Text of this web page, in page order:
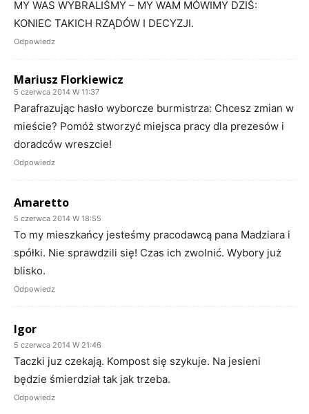
MY WAS WYBRALIŚMY – MY WAM MÓWIMY DZIŚ:
KONIEC TAKICH RZĄDÓW I DECYZJI.
Odpowiedz
Mariusz Florkiewicz
5 czerwca 2014 W 11:37
Parafrazując hasło wyborcze burmistrza: Chcesz zmian w
mieście? Pomóż stworzyć miejsca pracy dla prezesów i
doradców wreszcie!
Odpowiedz
Amaretto
5 czerwca 2014 W 18:55
To my mieszkańcy jesteśmy pracodawcą pana Madziara i
spółki. Nie sprawdzili się! Czas ich zwolnić. Wybory już
blisko.
Odpowiedz
Igor
5 czerwca 2014 W 21:46
Taczki juz czekają. Kompost się szykuje. Na jesieni
będzie śmierdział tak jak trzeba.
Odpowiedz